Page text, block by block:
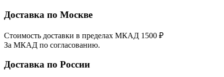
Доставка по Москве
Стоимость доставки в пределах МКАД 1500 ₽
За МКАД по согласованию.
Доставка по России